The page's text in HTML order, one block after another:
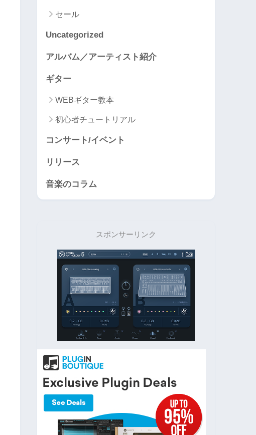
セール
Uncategorized
アルバム／アーティスト紹介
ギター
WEBギター教本
初心者チュートリアル
コンサート/イベント
リリース
音楽のコラム
スポンサーリンク